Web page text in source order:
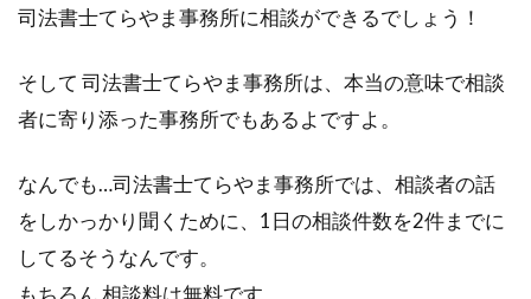
司法書士てらやま事務所に相談ができるでしょう！
そして 司法書士てらやま事務所は、本当の意味で相談
者に寄り添った事務所でもあるよですよ。
なんでも…司法書士てらやま事務所では、相談者の話
をしかっかり聞くために、1日の相談件数を2件までに
してるそうなんです。
もちろん 相談料は無料です。